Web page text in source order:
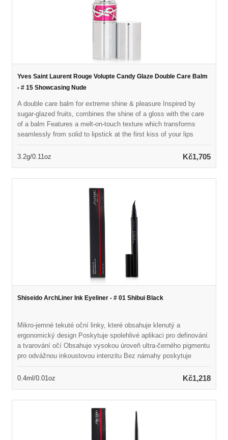
Yves Saint Laurent Rouge Volupte Candy Glaze Double Care Balm
- # 15 Showcasing Nude
A double care balm for extreme shine & pleasure Inspired by
sugar-glazed fruits, combines the shine of a gloss with the care
of a balm Features a melt-on-touch texture which transforms
seamlessly from solid to lipstick at the first kiss of your lips
Acid, nourishing Vitamin E, soothing cold-pressed mango oil &
3.2g/0.11oz Kč1,705
Shiseido ArchLiner Ink Eyeliner - # 01 Shibui Black
Mikro-jemné tekuté oční linky, které obsahuje klenutý a
ergonomický design Poskytuje spolehlivé aplikaci pro definování
a tvarování očí Obsahuje vysokou úroveň ultra-černého pigmentu
pro odvážnou inkoustovou intenzitu Bez námahy poskytuje
nejtenčích po nejsilnější Vodní odolná vůči, odolnost proti
0.4ml/0.01oz Kč1,218